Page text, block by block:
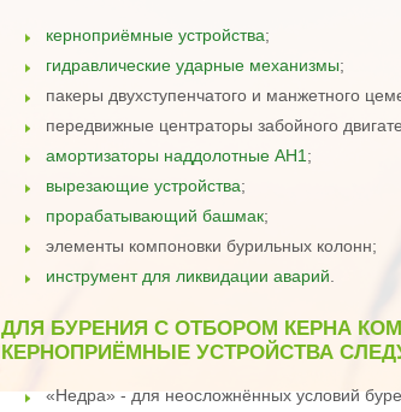
керноприёмные устройства;
гидравлические ударные механизмы;
пакеры двухступенчатого и манжетного
передвижные центраторы забойного
амортизаторы наддолотные АН1 ;
вырезающие устройства;
прорабатывающий башмак;
элементы компоновки бурильных колонн;
инструмент для ликвидации аварий
ДЛЯ БУРЕНИЯ С ОТБОРОМ КЕРНА
КЕРНОПРИЁМНЫЕ УСТРОЙСТВА
«Недра» - для неосложнённых условий